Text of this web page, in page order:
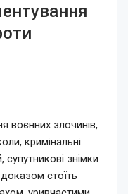
воєнних злочинів,
кримінальні
знімки
стоїть